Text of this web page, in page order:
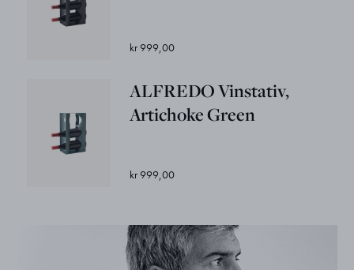
kr 999,00
ALFREDO Vinstativ,
Artichoke Green
kr 999,00